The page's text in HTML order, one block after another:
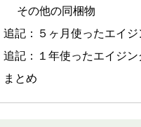
その他の同梱物
追記：５ヶ月使ったエイジ
追記：１年使ったエイジン
まとめ